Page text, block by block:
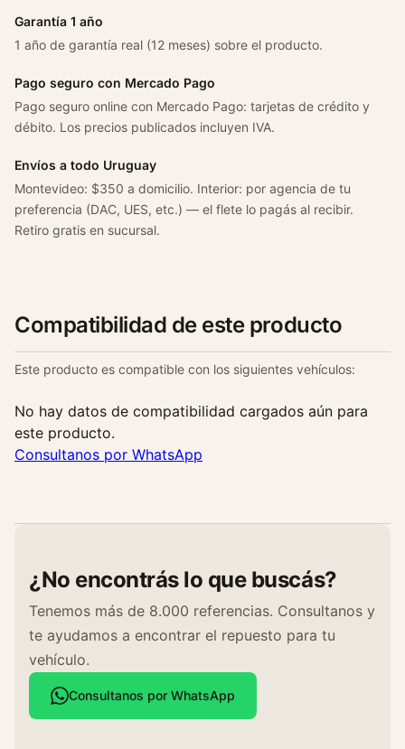
o
9
5
-
9
c
a
n
t
d
Garantía 1 año
1 año de garantía real (12 meses) sobre el producto.
Pago seguro con Mercado Pago
Pago seguro online con Mercado Pago: tarjetas de crédito y
débito. Los precios publicados incluyen IVA.
Envíos a todo Uruguay
Montevideo: $350 a domicilio. Interior: por agencia de tu
preferencia (DAC, UES, etc.) — el flete lo pagás al recibir.
Retiro gratis en sucursal.
Compatibilidad de este producto
Este producto es compatible con los siguientes vehículos:
No hay datos de compatibilidad cargados aún para
este producto.
Consultanos por WhatsApp
¿No encontrás lo que buscás?
Tenemos más de 8.000 referencias. Consultanos y
te ayudamos a encontrar el repuesto para tu
vehículo.
Consultanos por WhatsApp